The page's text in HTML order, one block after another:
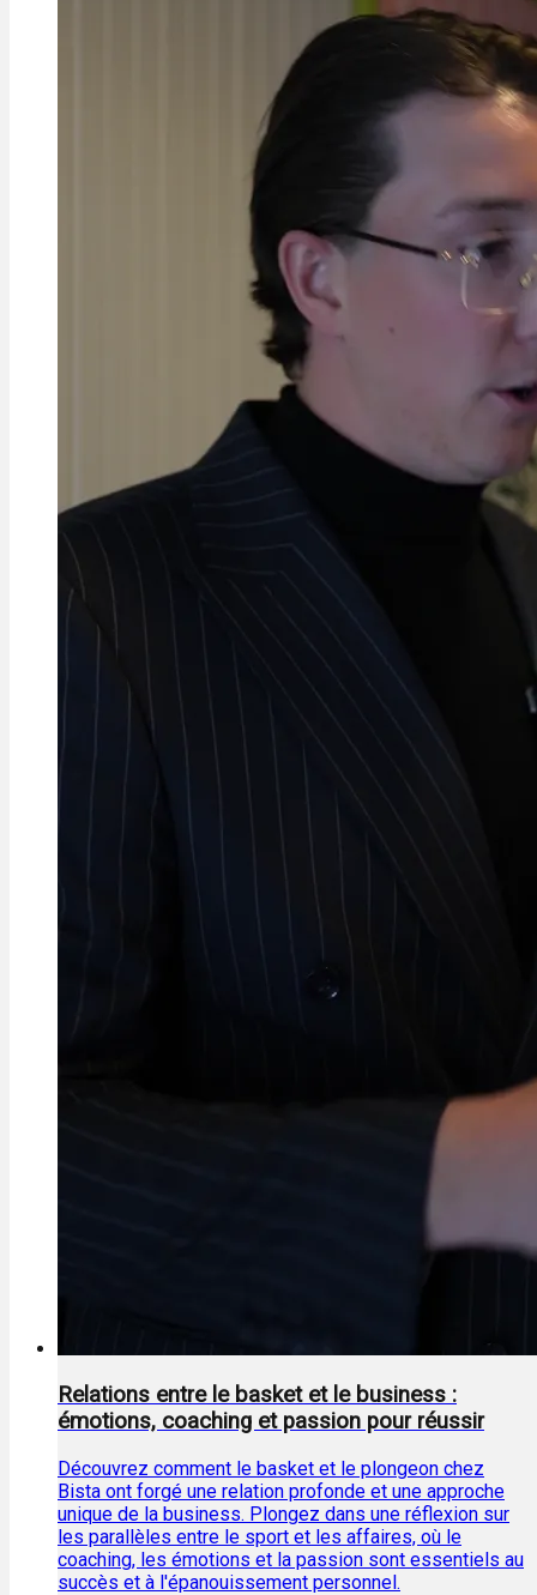
Relations entre le basket et le business :
émotions, coaching et passion pour réussir
Découvrez comment le basket et le plongeon chez
Bista ont forgé une relation profonde et une approche
unique de la business. Plongez dans une réflexion sur
les parallèles entre le sport et les affaires, où le
coaching, les émotions et la passion sont essentiels au
succès et à l'épanouissement personnel.